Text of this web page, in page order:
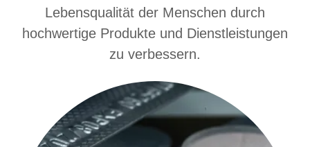
Lebensqualität der Menschen durch
hochwertige Produkte und Dienstleistungen
zu verbessern.